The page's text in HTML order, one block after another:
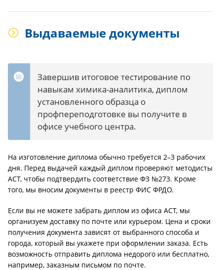
Выдаваемые документы
Завершив итоговое тестирование по
навыкам химика-аналитика, диплом
установленного образца о
профпереподготовке вы получите в
офисе учебного центра.
На изготовление диплома обычно требуется 2–3 рабочих
дня. Перед выдачей каждый диплом проверяют методисты
АСТ, чтобы подтвердить соответствие ФЗ №273. Кроме
того, мы вносим документы в реестр ФИС ФРДО.
Если вы не можете забрать диплом из офиса АСТ, мы
организуем доставку по почте или курьером. Цена и сроки
получения документа зависят от выбранного способа и
города, который вы укажете при оформлении заказа. Есть
возможность отправить диплома недорого или бесплатно,
например, заказным письмом по почте.